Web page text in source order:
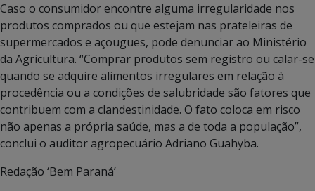
Caso o consumidor encontre alguma irregularidade nos
produtos comprados ou que estejam nas prateleiras de
supermercados e açougues, pode denunciar ao Ministério
da Agricultura. “Comprar produtos sem registro ou calar-se
quando se adquire alimentos irregulares em relação à
procedência ou a condições de salubridade são fatores que
contribuem com a clandestinidade. O fato coloca em risco
não apenas a própria saúde, mas a de toda a população”,
conclui o auditor agropecuário Adriano Guahyba.
Redação ‘Bem Paraná’